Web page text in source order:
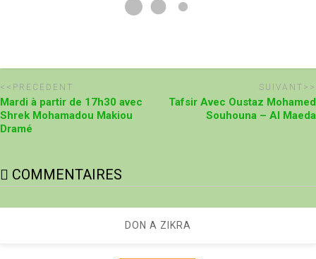
<<PRECEDENT
Mardi à partir de 17h30 avec
Shrek Mohamadou Makiou
Dramé
SUIVANT>>
Tafsir Avec Oustaz Mohamed
Souhouna – Al Maeda
COMMENTAIRES
DON A ZIKRA